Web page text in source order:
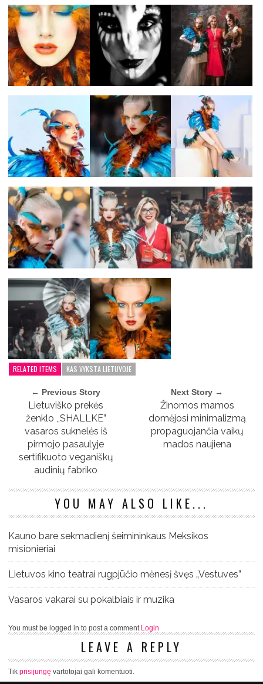
RELATED ITEMS KAS VYKSTA LIETUVOJE
← Previous Story
Lietuviško prekės
ženklo ,,SHALLKE”
vasaros suknelės iš
pirmojo pasaulyje
sertifikuoto veganiškų
audinių fabriko
Next Story →
Žinomos mamos
domėjosi minimalizmą
propaguojančia vaikų
mados naujiena
YOU MAY ALSO LIKE...
Kauno bare sekmadienį šeimininkaus Meksikos
misionieriai
Lietuvos kino teatrai rugpjūčio mėnesį švęs „Vestuves”
Vasaros vakarai su pokalbiais ir muzika
You must be logged in to post a comment Login
LEAVE A REPLY
Tik prisijungę vartotojai gali komentuoti.